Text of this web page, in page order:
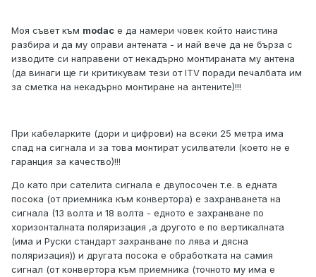
Моя съвет към modac е да намери човек който наистина
разбира и да му оправи антената - и най вече да не бърза с
изводите си направени от некадърно монтираната му антена
(да винаги ще ги критикувам тези от ITV поради печалбата им
за сметка на некадърно монтиране на антените)!!!
При кабеларките (дори и цифрови) на всеки 25 метра има
спад на сигнала и за това монтират усилватели (което не е
гаранция за качество)!!!
До като при сателита сигнала е двупосочен т.е. в едната
посока (от приемника към конвертора) е захранванета на
сигнала (13 волта и 18 волта - едното е захранване по
хоризонталната поляризация ,а другото е по вертикалната
(има и Руски стандарт захранване по лява и дясна
поляризация)) и другата посока е обработката на самия
сигнал (от конвертора към приемника (точното му има е